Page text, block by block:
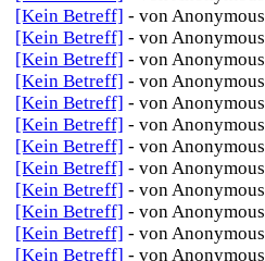
[Kein Betreff] - von
[Kein Betreff] - von
[Kein Betreff] - von
[Kein Betreff] - von
[Kein Betreff] - von
[Kein Betreff] - von
[Kein Betreff] - von
[Kein Betreff] - von
[Kein Betreff] - von
[Kein Betreff] - von
[Kein Betreff] - von
[Kein Betreff] - von